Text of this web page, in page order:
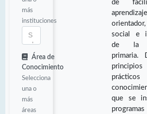
más
instituciones
Área de
Conocimiento
Selecciona
una o
más
áreas
de
social e
de la
primaria.
que se